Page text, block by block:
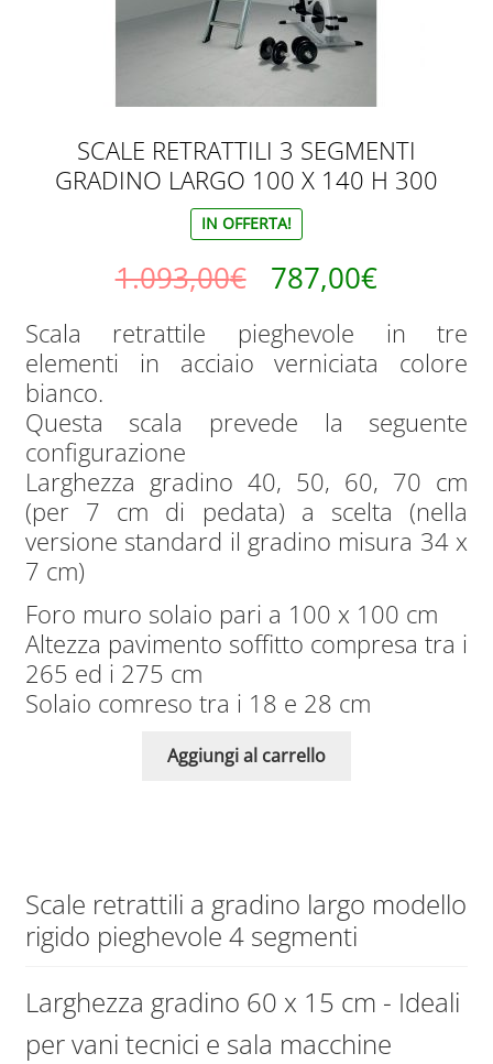
SCALE RETRATTILI 3 SEGMENTI
GRADINO LARGO 100 X 140 H 300
IN OFFERTA!
1.093,00€
prezzo
originale
era:
787,00€Il
prezzo
attuale
è:
Scala retrattile pieghevole in tre
elementi in acciaio verniciata colore
bianco.
Questa scala prevede la seguente
configurazione
Larghezza gradino 40, 50, 60, 70 cm
(per 7 cm di pedata) a scelta (nella
versione standard il gradino misura 34 x
7 cm)
Foro muro solaio pari a 100 x 100 cm
Altezza pavimento soffitto compresa tra i
265 ed i 275 cm
Solaio comreso tra i 18 e 28 cm
Aggiungi al carrello
Scale retrattili a gradino largo modello
rigido pieghevole 4 segmenti
Larghezza gradino 60 x 15 cm - Ideali
per vani tecnici e sala macchine